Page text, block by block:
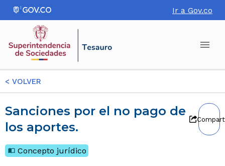
Ir a Gov.co
< VOLVER
Sanciones por el no pago de
los aportes.
Concepto jurídico